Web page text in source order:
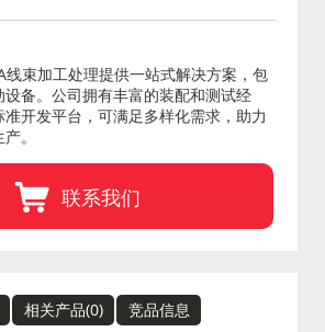
线束加工处理提供一站式解决方案，包
备。公司拥有丰富的装配和测试经
开发平台，可满足多样化需求，助力
。
联系我们
相关产品(0)
竞品信息